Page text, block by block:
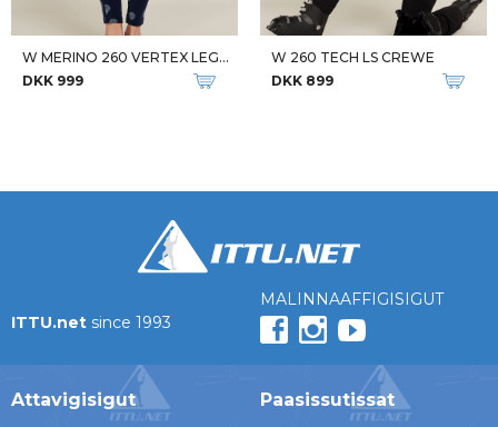
W MERINO 260 VERTEX LEGGINGS
DKK 999
W 260 TECH LS CREWE
DKK 899
ITTU.net since 1993
MALINNAAFFIGISIGUT
Attavigisigut Paasissutissat